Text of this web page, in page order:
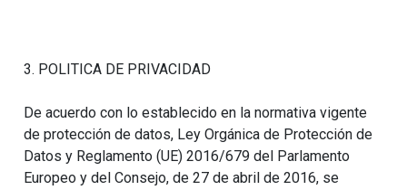
3. POLITICA DE PRIVACIDAD
De acuerdo con lo establecido en la normativa vigente
de protección de datos, Ley Orgánica de Protección de
Datos y Reglamento (UE) 2016/679 del Parlamento
Europeo y del Consejo, de 27 de abril de 2016, se